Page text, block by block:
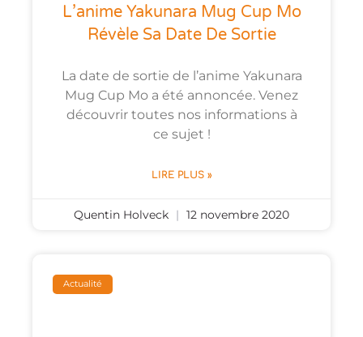
L’anime Yakunara Mug Cup Mo
Révèle Sa Date De Sortie
La date de sortie de l’anime Yakunara
Mug Cup Mo a été annoncée. Venez
découvrir toutes nos informations à
ce sujet !
LIRE PLUS »
Quentin Holveck 12 novembre 2020
Actualité